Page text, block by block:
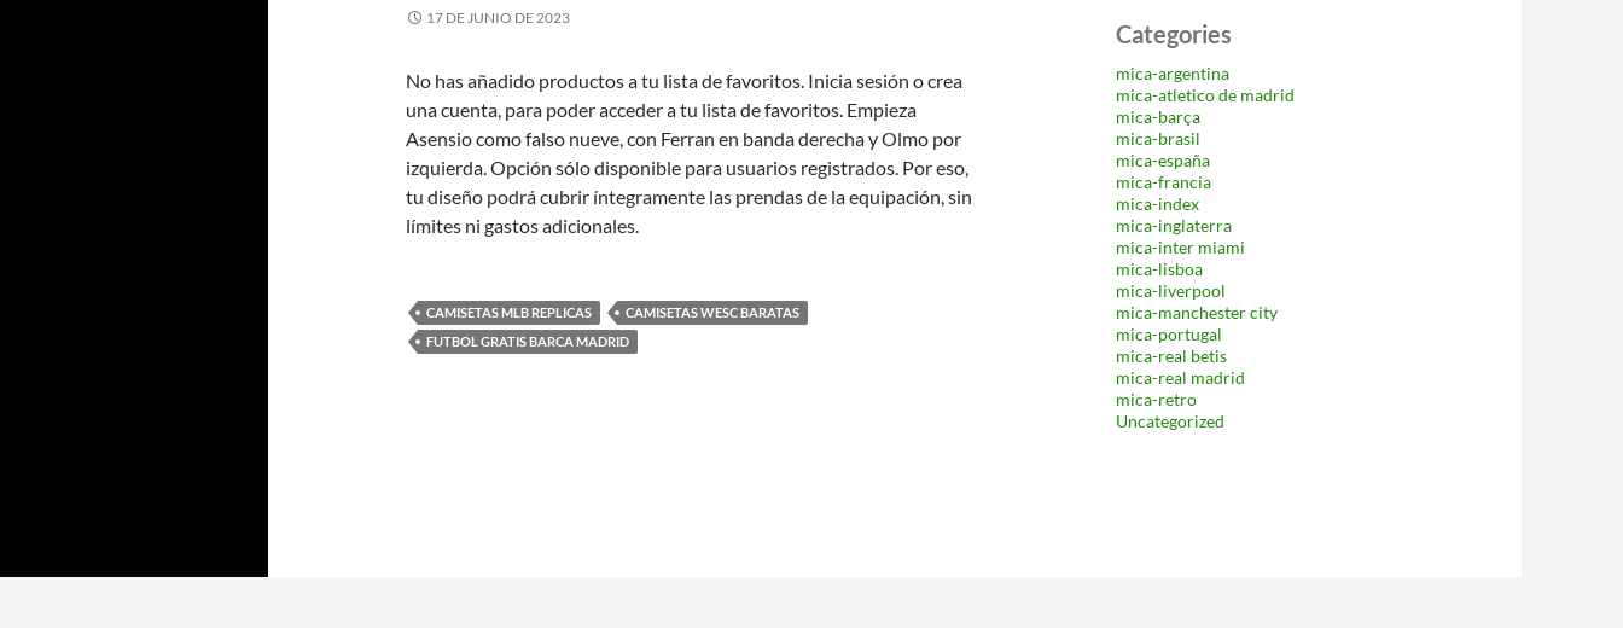
17 DE JUNIO DE 2023
No has añadido productos a tu lista de favoritos. Inicia sesión o crea
una cuenta, para poder acceder a tu lista de favoritos. Empieza
Asensio como falso nueve, con Ferran en banda derecha y Olmo por
izquierda. Opción sólo disponible para usuarios registrados. Por eso,
tu diseño podrá cubrir íntegramente las prendas de la equipación, sin
límites ni gastos adicionales.
CAMISETAS MLB REPLICAS
CAMISETAS WESC BARATAS
FUTBOL GRATIS BARCA MADRID
Categories
mica-argentina
mica-atletico de madrid
mica-barça
mica-brasil
mica-españa
mica-francia
mica-index
mica-inglaterra
mica-inter miami
mica-lisboa
mica-liverpool
mica-manchester city
mica-portugal
mica-real betis
mica-real madrid
mica-retro
Uncategorized